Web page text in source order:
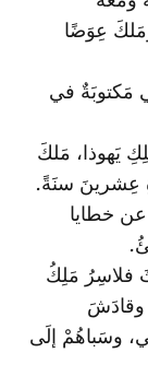
عِوَضًا
مَكتوبَةٌ في
يَهوذا، مَلكَ
عِشرينَ سنَةً.
خطايا
فلاسِرُ مَلِكُ
وقادَشَ
وسَباهُمْ إلَى